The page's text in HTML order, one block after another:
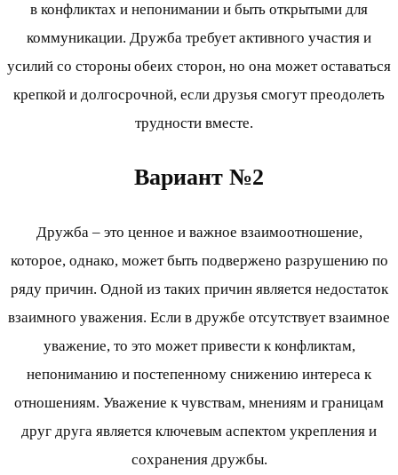
в конфликтах и непонимании и быть открытыми для
коммуникации. Дружба требует активного участия и
усилий со стороны обеих сторон, но она может оставаться
крепкой и долгосрочной, если друзья смогут преодолеть
трудности вместе.
Вариант №2
Дружба – это ценное и важное взаимоотношение,
которое, однако, может быть подвержено разрушению по
ряду причин. Одной из таких причин является недостаток
взаимного уважения. Если в дружбе отсутствует взаимное
уважение, то это может привести к конфликтам,
непониманию и постепенному снижению интереса к
отношениям. Уважение к чувствам, мнениям и границам
друг друга является ключевым аспектом укрепления и
сохранения дружбы.